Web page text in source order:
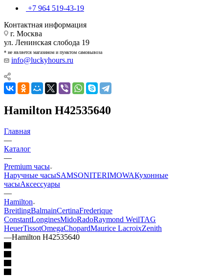
+7 964 519-43-19
Контактная информация
г. Москва
ул. Ленинская слобода 19
* не является магазином и пунктом самовывоза
info@luckyhours.ru
Hamilton H42535640
Главная
—
Каталог
—
Premium часы
Наручные часыSAMSONITERIMOWAКухонные
часыАксессуары
—
Hamilton
BreitlingBalmainCertinaFrederique
ConstantLonginesMidoRadoRaymond WeilTAG
HeuerTissotOmegaChopardMaurice LacroixZenith
—Hamilton H42535640